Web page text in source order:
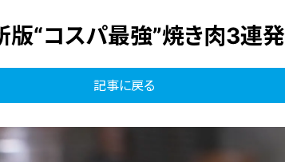
“コスパ最強”焼き肉3連発
記事に戻る